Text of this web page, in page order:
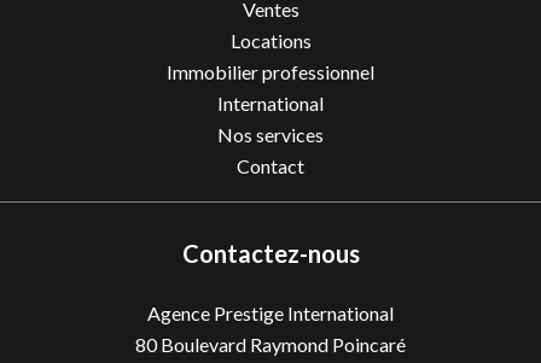
Ventes
Locations
Immobilier professionnel
International
Nos services
Contact
Contactez-nous
Agence Prestige International
80 Boulevard Raymond Poincaré